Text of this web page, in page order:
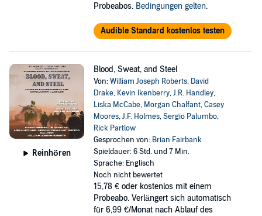
Probeabos. Bedingungen gelten.
Audible Standard kostenlos testen
Reinhören
Blood, Sweat, and Steel
Von:William Joseph Roberts, David
Drake, Kevin Ikenberry,J.R. Handley,
Liska McCabe, Morgan Chalfant,Casey
Moores,J.F. Holmes,Sergio Palumbo,
Rick Partlow
Gesprochen von: Brian Fairbank
Spieldauer: 6 Std. und 7 Min.
Sprache: Englisch
Noch nicht bewertet
15,78 € oder kostenlos mit einem
Probeabo. Verlängert sich automatisch
für 6,99 €/Monat nach Ablauf des